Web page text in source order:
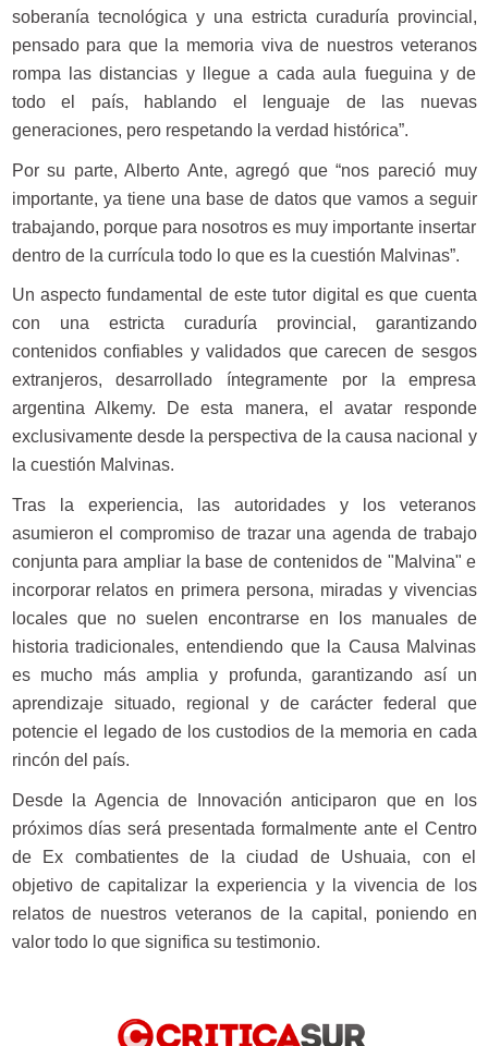
soberanía tecnológica y una estricta curaduría provincial,
pensado para que la memoria viva de nuestros veteranos
rompa las distancias y llegue a cada aula fueguina y de
todo el país, hablando el lenguaje de las nuevas
generaciones, pero respetando la verdad histórica”.
Por su parte, Alberto Ante, agregó que “nos pareció muy
importante, ya tiene una base de datos que vamos a seguir
trabajando, porque para nosotros es muy importante insertar
dentro de la currícula todo lo que es la cuestión Malvinas”.
Un aspecto fundamental de este tutor digital es que cuenta
con una estricta curaduría provincial, garantizando
contenidos confiables y validados que carecen de sesgos
extranjeros, desarrollado íntegramente por la empresa
argentina Alkemy. De esta manera, el avatar responde
exclusivamente desde la perspectiva de la causa nacional y
la cuestión Malvinas.
Tras la experiencia, las autoridades y los veteranos
asumieron el compromiso de trazar una agenda de trabajo
conjunta para ampliar la base de contenidos de "Malvina" e
incorporar relatos en primera persona, miradas y vivencias
locales que no suelen encontrarse en los manuales de
historia tradicionales, entendiendo que la Causa Malvinas
es mucho más amplia y profunda, garantizando así un
aprendizaje situado, regional y de carácter federal que
potencie el legado de los custodios de la memoria en cada
rincón del país.
Desde la Agencia de Innovación anticiparon que en los
próximos días será presentada formalmente ante el Centro
de Ex combatientes de la ciudad de Ushuaia, con el
objetivo de capitalizar la experiencia y la vivencia de los
relatos de nuestros veteranos de la capital, poniendo en
valor todo lo que significa su testimonio.